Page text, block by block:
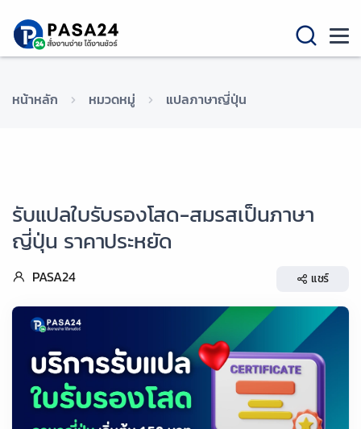
หน้าหลัก หมวดหมู่ แปลภาษาญี่ปุ่น
รับแปลใบรับรองโสด-สมรสเป็นภาษา
ญี่ปุ่น ราคาประหยัด
PASA24 แชร์